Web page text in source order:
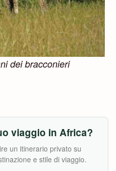
dei bracconieri
viaggio in Africa?
un itinerario privato su
e stile di viaggio.